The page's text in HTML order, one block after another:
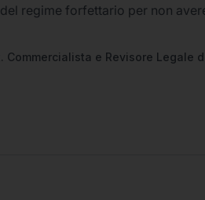
regime forfettario per non
Commercialista e Revisore Legale